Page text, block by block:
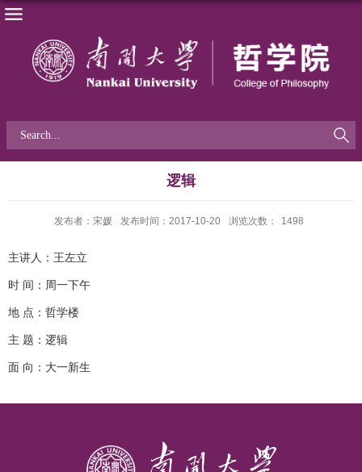
逻辑
发布者：宋媛 发布时间：2017-10-20 浏览次数： 1498
主讲人：王左立
时 间：周一下午
地 点：哲学楼
主 题：逻辑
面 向：大一新生